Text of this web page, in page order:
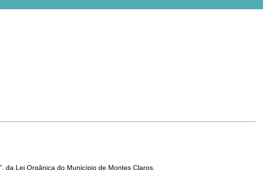
da Lei Orgânica do Município de Montes Claros,